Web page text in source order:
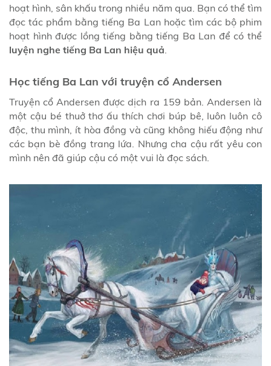
hoạt hình, sân khấu trong nhiều năm qua. Bạn có thể tìm
đọc tác phẩm bằng tiếng Ba Lan hoặc tìm các bộ phim
hoạt hình được lồng tiếng bằng tiếng Ba Lan để có thể
luyện nghe tiếng Ba Lan hiệu quả.
Học tiếng Ba Lan với truyện cổ Andersen
Truyện cổ Andersen được dịch ra 159 bản. Andersen là
một cậu bé thuở thơ ấu thích chơi búp bê, luôn luôn cô
độc, thu mình, ít hòa đồng và cũng không hiếu động như
các bạn bè đồng trang lứa. Nhưng cha cậu rất yêu con
mình nên đã giúp cậu có một vui là đọc sách.